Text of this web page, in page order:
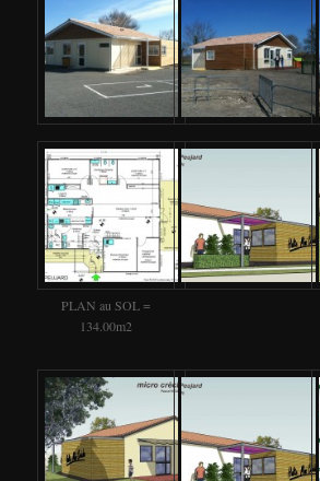
PLAN au SOL =
134.00m2